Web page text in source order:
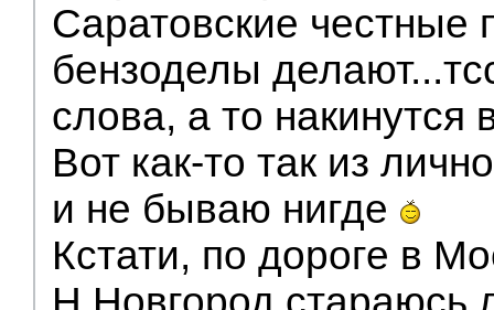
Саратовские честные
бензоделы
слова, а то накинутся
Вот как-то так из
и не бываю нигде
Кстати, по дороге в